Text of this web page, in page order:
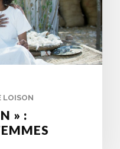
LOISON
» :